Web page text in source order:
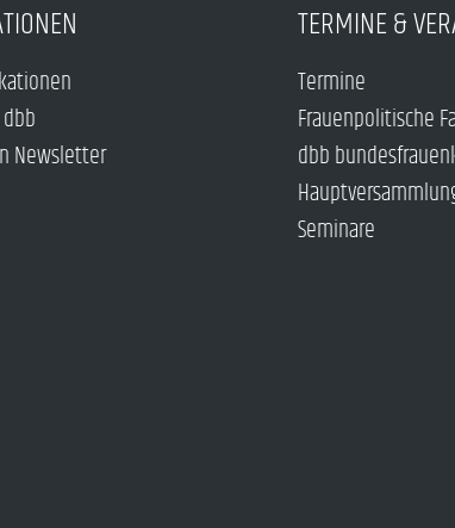
Newsletter
TERMINE &
Termine
Frauenpolitische
dbb
Seminare